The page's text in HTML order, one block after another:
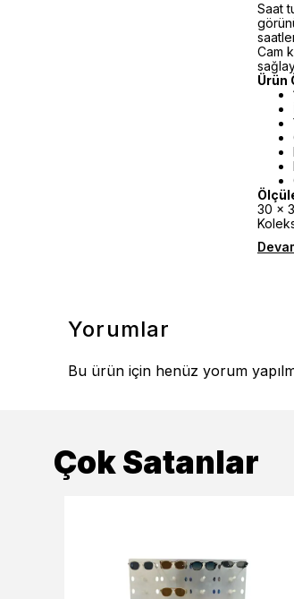
Saat
Cam
Ürün
30 x
Yorumlar
Bu ürün için henüz yorum
Çok Satanlar